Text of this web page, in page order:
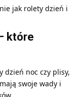
jak rolety dzień i
które
dzień noc czy plisy,
swoje wady i